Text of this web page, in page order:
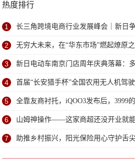
热度排行
1 长三角跨境电商行业发展峰会｜新日
锋！
2 无穷大未来，在“华东市场”燃起燎原
3 新日电动车南京门店周年庆典落幕：
新体验
4 首届“长安猎手杯”全国农用无人机驾
5 全靠友商衬托，iQOO3发布后，3999
6 山姆神操作——这家商超还没开业就能
7 助推乡村振兴，阳光保险用心守护舌